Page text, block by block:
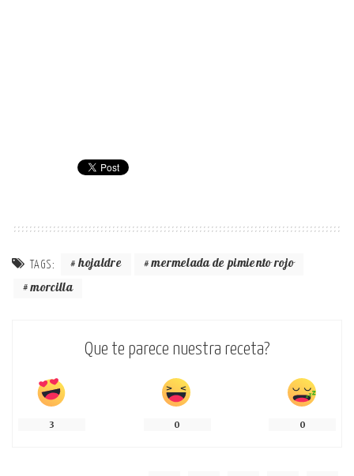
TAGS: hojaldre
mermelada de pimiento rojo
morcilla
Que te parece nuestra receta?
3 0 0